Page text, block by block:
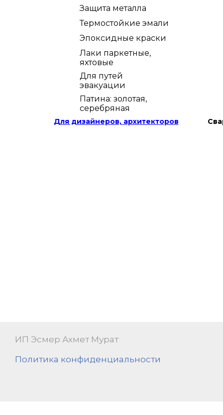
Защита металла
Термостойкие эмали
Эпоксидные краски
Лаки паркетные,
яхтовые
Для путей
эвакуации
Патина: золотая,
серебряная
Для дизайнеров, архитекторов
ИП Эсмер Ахмет Мурат
Политика конфиденциальности